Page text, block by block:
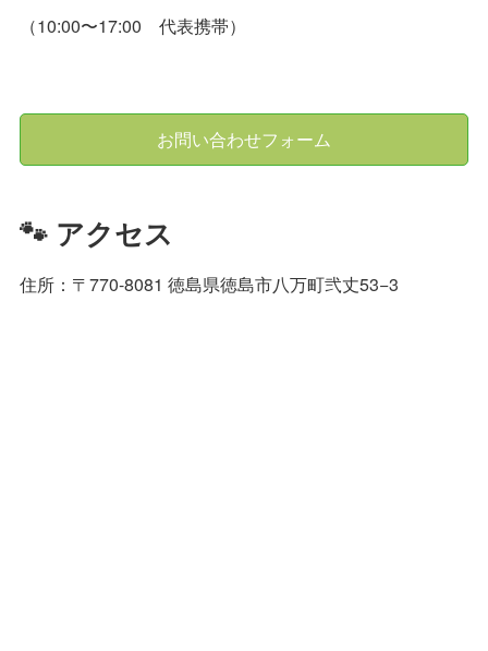
（10:00〜17:00 代表携帯）
お問い合わせフォーム
🐾 アクセス
住所：〒770-8081 徳島県徳島市八万町弐丈53−3